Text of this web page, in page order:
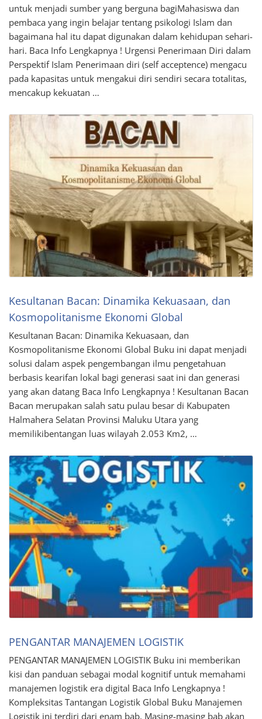
untuk menjadi sumber yang berguna bagiMahasiswa dan
pembaca yang ingin belajar tentang psikologi Islam dan
bagaimana hal itu dapat digunakan dalam kehidupan sehari-
hari. Baca Info Lengkapnya ! Urgensi Penerimaan Diri dalam
Perspektif Islam Penerimaan diri (self acceptence) mengacu
pada kapasitas untuk mengakui diri sendiri secara totalitas,
mencakup kekuatan …
Kesultanan Bacan: Dinamika Kekuasaan, dan
Kosmopolitanisme Ekonomi Global
Kesultanan Bacan: Dinamika Kekuasaan, dan
Kosmopolitanisme Ekonomi Global Buku ini dapat menjadi
solusi dalam aspek pengembangan ilmu pengetahuan
berbasis kearifan lokal bagi generasi saat ini dan generasi
yang akan datang Baca Info Lengkapnya ! Kesultanan Bacan
Bacan merupakan salah satu pulau besar di Kabupaten
Halmahera Selatan Provinsi Maluku Utara yang
memilikibentangan luas wilayah 2.053 Km2, …
PENGANTAR MANAJEMEN LOGISTIK
PENGANTAR MANAJEMEN LOGISTIK Buku ini memberikan
kisi dan panduan sebagai modal kognitif untuk memahami
manajemen logistik era digital Baca Info Lengkapnya !
Kompleksitas Tantangan Logistik Global Buku Manajemen
Logistik ini terdiri dari enam bab. Masing-masing bab akan